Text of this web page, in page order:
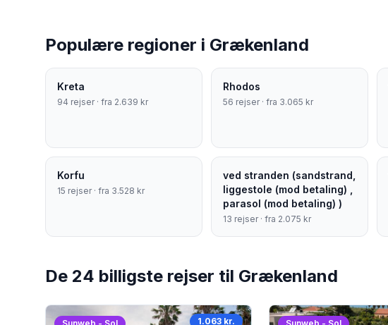
Populære regioner i Grækenland
Kreta
94 rejser · fra 2.639 kr
Rhodos
56 rejser · fra 3.065 kr
Korfu
15 rejser · fra 3.528 kr
ved stranden (sandstrand,
liggestole (mod betaling) ,
parasol (mod betaling) )
13 rejser · fra 2.075 kr
De 24 billigste rejser til Grækenland
1.063 kr.